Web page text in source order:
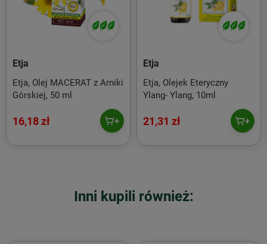
Etja
Etja, Olej MACERAT z Arniki
Górskiej, 50 ml
16,18 zł
Etja
Etja, Olejek Eteryczny
Ylang- Ylang, 10ml
21,31 zł
Inni kupili również: